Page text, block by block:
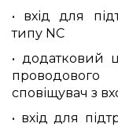
• вхід для
типу NC
• додатковий
сповіщувач з
• вхід для